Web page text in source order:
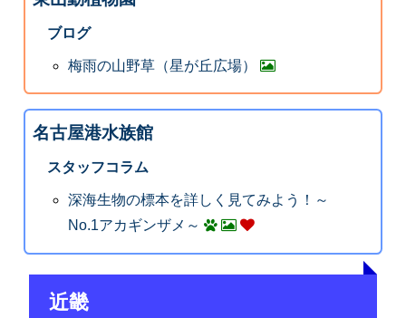
ブログ
梅雨の山野草（星が丘広場）
名古屋港水族館
スタッフコラム
深海生物の標本を詳しく見てみよう！～
No.1アカギンザメ～
近畿